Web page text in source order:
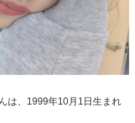
は、1999年10月1日生まれ